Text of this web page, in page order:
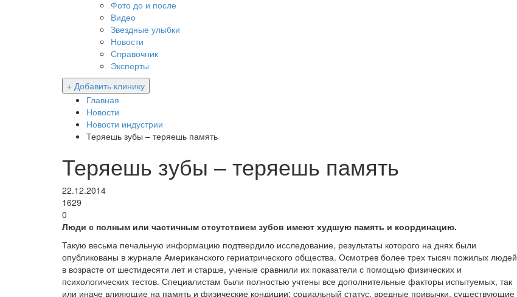
Фото до и после
Видео
Звездные улыбки
Новости
Справочник
Эксперты
+ Добавить клинику
Главная
Новости
Новости индустрии
Теряешь зубы – теряешь память
Теряешь зубы – теряешь память
22.12.2014
1629
0
Люди с полным или частичным отсутствием зубов имеют худшую память и координацию.
Такую весьма печальную информацию подтвердило исследование, результаты которого на днях были
опубликованы в журнале Американского гериатрического общества. Осмотрев более трех тысяч пожилых людей
в возрасте от шестидесяти лет и старше, ученые сравнили их показатели с помощью физических и
психологических тестов. Специалистам были полностью учтены все дополнительные факторы испытуемых, так
или иначе влияющие на память и физические кондиции: социальный статус, вредные привычки, существующие